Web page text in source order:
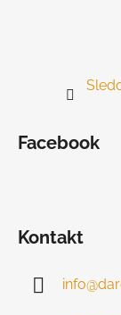
Facebook
Kontakt
info@